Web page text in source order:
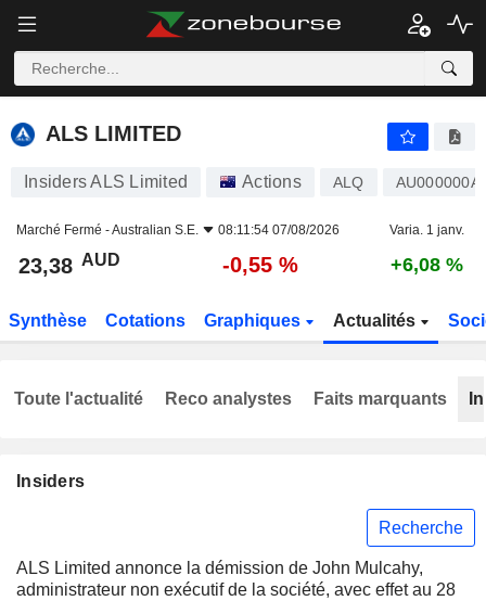
ALS LIMITED
ALS LIMITED
Insiders ALS Limited Actions ALQ
Marché Fermé -Australian S.E. 08:11:54 07/08/2026 Varia. 1 janv.
23,38 AUD -0,55 % +6,08 %
Synthèse Cotations Graphiques Actualités
Insiders
Recherche
ALS Limited annonce la démission de John Mulcahy,
administrateur non exécutif de la société, avec effet au 28
Toute l'actualité Reco analystes Faits marquants